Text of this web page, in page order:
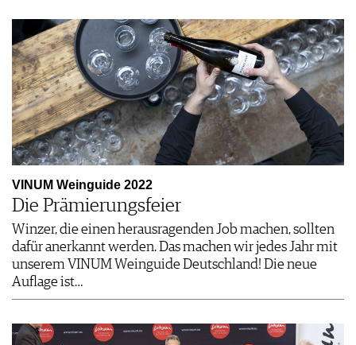
VINUM Weinguide 2022
Die Prämierungsfeier
Winzer, die einen herausragenden Job machen, sollten
dafür anerkannt werden. Das machen wir jedes Jahr mit
unserem VINUM Weinguide Deutschland! Die neue
Auflage ist…